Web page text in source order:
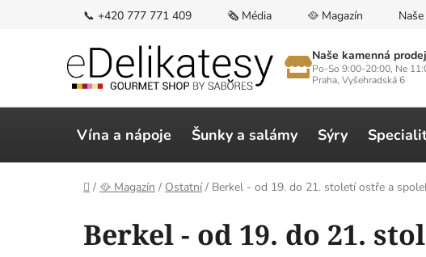
📞 +420 777 771 409 🗞️ Média 🥘 Magazín
Naše kamenná
Po-So 9:00-20:00, Ne
Praha, Vyšehradská 6
Vína a nápoje Šunky a salámy Sýry
Domů
/ 🥘 Magazín / Ostatní / Berkel - od 19. do 21. století ostře a
Berkel - od 19. do 21.